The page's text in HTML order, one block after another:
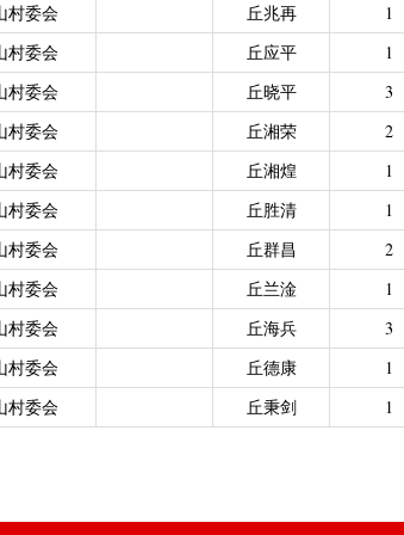
村委会 丘兆再 1
村委会
丘应平 1
村委会
丘晓平 3
村委会
丘湘荣 2
村委会
丘湘煌 1
村委会
丘胜清 1
村委会
丘群昌 2
村委会
丘兰淦 1
村委会
丘海兵 3
村委会
丘德康 1
村委会
丘秉剑 1